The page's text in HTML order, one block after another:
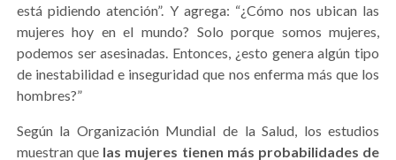
está pidiendo atención”. Y agrega: “¿Cómo nos ubican las
mujeres hoy en el mundo? Solo porque somos mujeres,
podemos ser asesinadas. Entonces, ¿esto genera algún tipo
de inestabilidad e inseguridad que nos enferma más que los
hombres?”
Según la Organización Mundial de la Salud, los estudios
muestran que las mujeres tienen más probabilidades de